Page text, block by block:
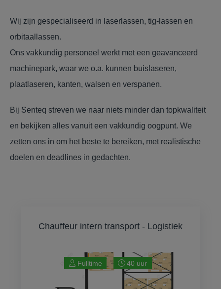
Wij zijn gespecialiseerd in laserlassen, tig-lassen en
orbitaallassen.
Ons vakkundig personeel werkt met een geavanceerd
machinepark, waar we o.a. kunnen buislaseren,
plaatlaseren, kanten, walsen en verspanen.
Bij Senteq streven we naar niets minder dan topkwaliteit
en bekijken alles vanuit een vakkundig oogpunt. We
zetten ons in om het beste te bereiken, met realistische
doelen en deadlines in gedachten.
Chauffeur intern transport - Logistiek
Fulltime 40 uur